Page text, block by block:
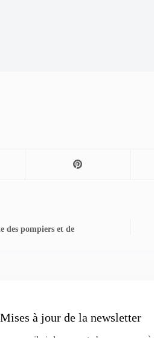
des pompiers et de
Mises à jour de la newsletter